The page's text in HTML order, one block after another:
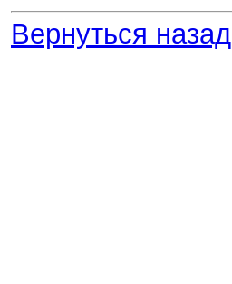
Вернуться назад